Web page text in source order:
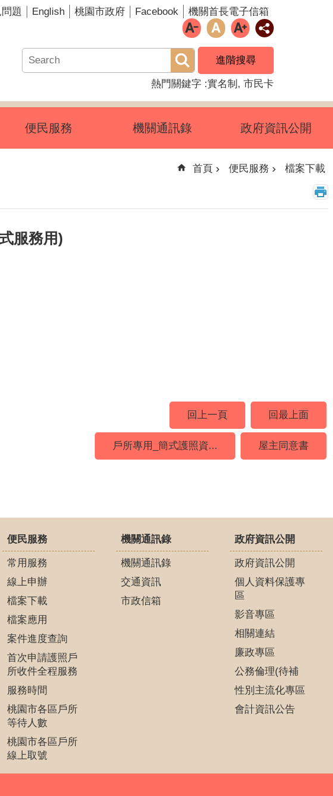
題 English 桃園市政府 Facebook 機關首長電子信箱
進階搜尋
熱門關鍵字 實名制 市民卡
便民服務 機關通訊錄 政府資訊公開
首頁 便民服務 檔案下載
服務用)
回上一頁
回最上面
戶所專用_簡式護照資... 屋主同意書
便民服務
常用服務
線上申辦
檔案下載
檔案應用
案件進度查詢
首次申請護照戶
所收件全程服務
服務時間
桃園市各區戶所
等待人數
桃園市各區戶所
線上取號
機關通訊錄
機關通訊錄
交通資訊
市政信箱
政府資訊公開
政府資訊公開
個人資料保護專
區
影音專區
相關連結
廉政專區
公務倫理(待補
性別主流化專區
會計資訊公告